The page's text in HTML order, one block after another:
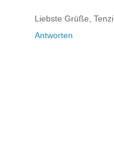
Liebste Grüße, Tenzi
Antworten